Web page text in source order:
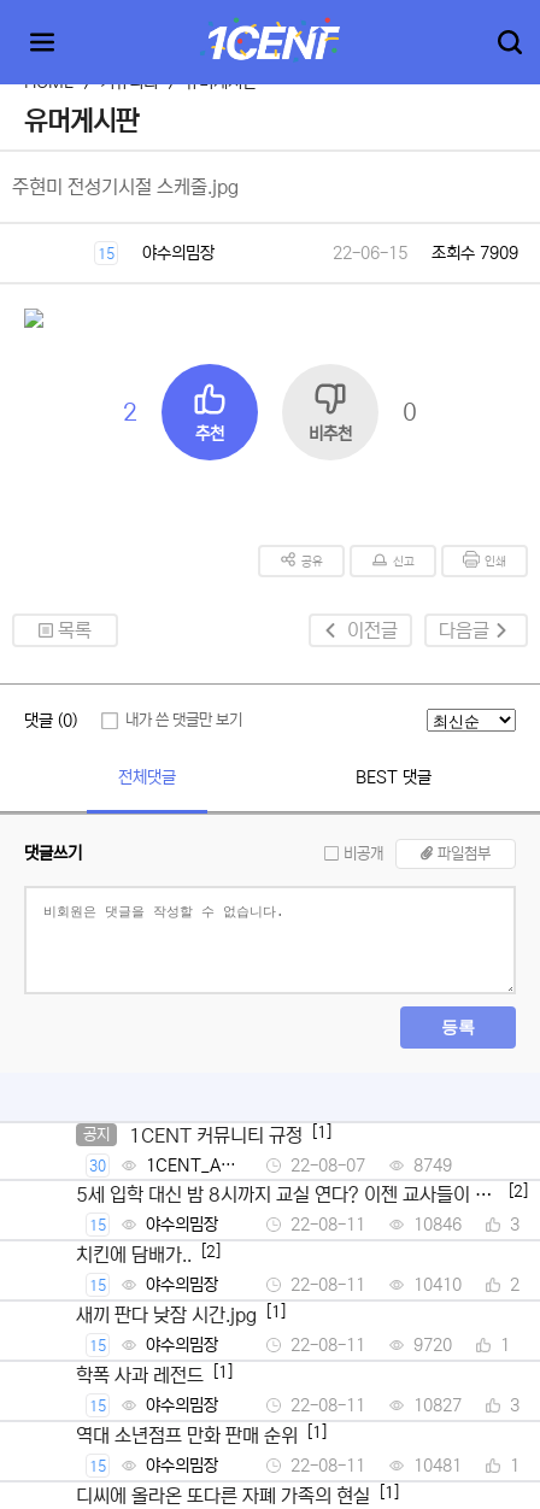
HOME > 커뮤니티 > 유머게시판
유머게시판
주현미 전성기시절 스케줄.jpg
15 야수의밈장 22-06-15 조회수 7909
2
추천 비추천
0
공유 신고 인쇄
목록 이전글 다음글
댓글 (0) 내가 쓴 댓글만 보기
전체댓글 BEST 댓글
댓글쓰기 비공개 파일첨부
등록
공지 1CENT 커뮤니티 규정 [1]
30
1CENT_Ad
min
22-08-07 8749
5세 입학 대신 밤 8시까지 교실 연다? 이젠 교사들이 뿔
났다
[2]
15 야수의밈장 22-08-11 10846 3
치킨에 담배가.. [2]
15 야수의밈장 22-08-11 10410 2
새끼 판다 낮잠 시간.jpg [1]
15 야수의밈장 22-08-11 9720 1
학폭 사과 레전드 [1]
15 야수의밈장 22-08-11 10827 3
역대 소년점프 만화 판매 순위 [1]
15 야수의밈장 22-08-11 10481 1
디씨에 올라온 또다른 자폐 가족의 현실 [1]